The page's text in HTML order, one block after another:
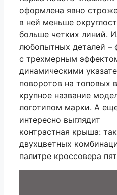
оформлена явно
в ней меньше
больше четких линий.
любопытных деталей –
с трехмерным
динамическими
поворотов на топовых
крупное название
логотипом марки. А
интересно выглядит
контрастная крыша:
двухцветных
палитре кроссовера